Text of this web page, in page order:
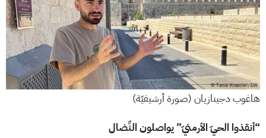
هاغوب دجينازيان (صورة أرشيفيّة)
“أنقذوا الحيّ الأرمنيّ” يواصلون النِّضال